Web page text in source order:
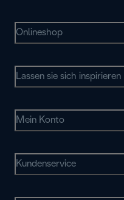
Onlineshop
Lassen sie sich inspirieren
Mein Konto
Kundenservice